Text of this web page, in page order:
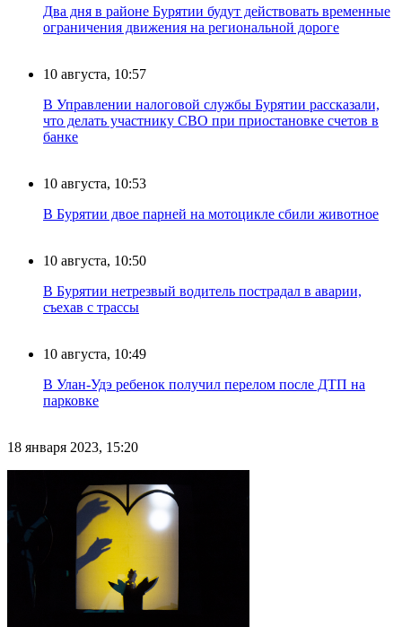
Два дня в районе Бурятии будут действовать временные
ограничения движения на региональной дороге
10 августа, 10:57
В Управлении налоговой службы Бурятии рассказали,
что делать участнику СВО при приостановке счетов в
банке
10 августа, 10:53
В Бурятии двое парней на мотоцикле сбили животное
10 августа, 10:50
В Бурятии нетрезвый водитель пострадал в аварии,
съехав с трассы
10 августа, 10:49
В Улан-Удэ ребенок получил перелом после ДТП на
парковке
18 января 2023, 15:20